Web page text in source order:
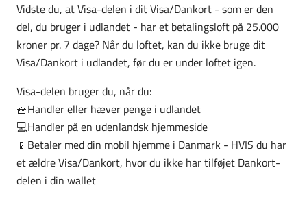
Vidste du, at Visa-delen i dit Visa/Dankort - som er den
del, du bruger i udlandet - har et betalingsloft på 25.000
kroner pr. 7 dage? Når du loftet, kan du ikke bruge dit
Visa/Dankort i udlandet, før du er under loftet igen.
Visa-delen bruger du, når du:
🧺Handler eller hæver penge i udlandet
💻Handler på en udenlandsk hjemmeside
📱Betaler med din mobil hjemme i Danmark - HVIS du har
et ældre Visa/Dankort, hvor du ikke har tilføjet Dankort-
delen i din wallet